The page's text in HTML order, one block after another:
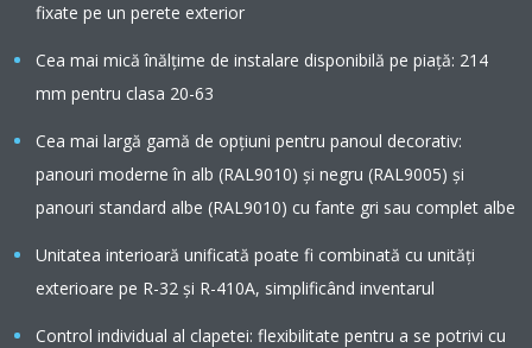
fixate pe un perete exterior
Cea mai mică înălţime de instalare disponibilă pe piaţă: 214
mm pentru clasa 20-63
Cea mai largă gamă de opțiuni pentru panoul decorativ:
panouri moderne în alb (RAL9010) și negru (RAL9005) și
panouri standard albe (RAL9010) cu fante gri sau complet albe
Unitatea interioară unificată poate fi combinată cu unități
exterioare pe R-32 şi R-410A, simplificând inventarul
Control individual al clapetei: flexibilitate pentru a se potrivi cu